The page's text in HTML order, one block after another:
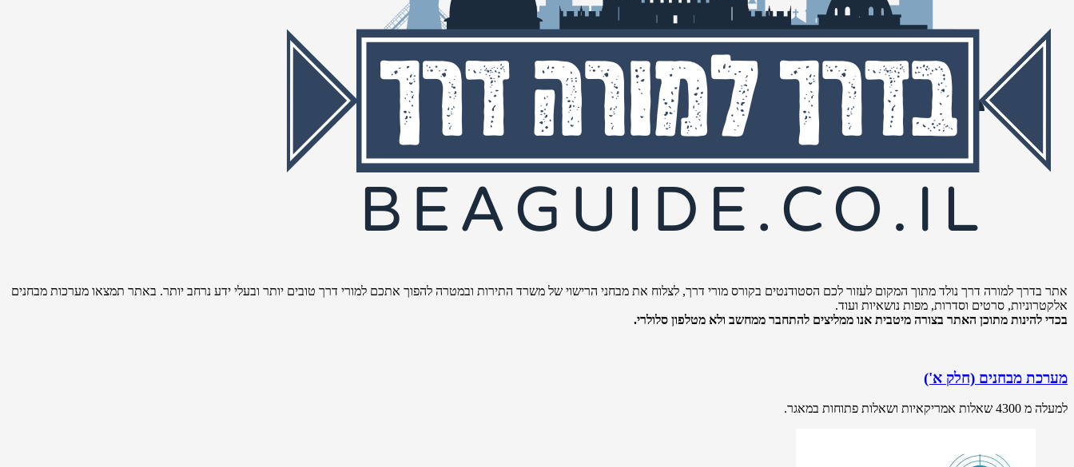
אתר בדרך למורה דרך נולד מתוך המקום לעזור לכם הסטודנטים בקורס מורי דרך, לצלוח את מבחני הרישוי של משרד התירות ובמטרה להפוך אתכם למורי דרך טובים יותר ובעלי ידע נרחב יותר. באתר תמצאו מערכות מבחנים
אלקטרוניות, סרטים וסדרות, מפות נושאיות ועוד.
בכדי להינות מתוכן האתר בצורה מיטבית אנו ממליצים להתחבר ממחשב ולא מטלפון סלולרי.
מערכת מבחנים (חלק א')
למעלה מ 4300 שאלות אמריקאיות ושאלות פתוחות במאגר.